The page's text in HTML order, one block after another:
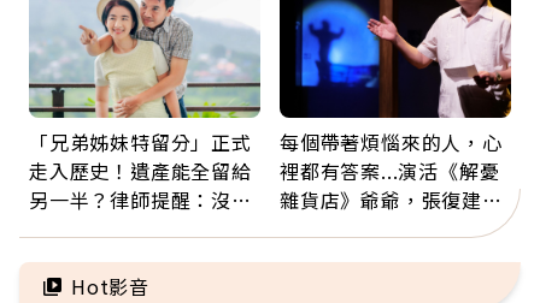
「兄弟姊妹特留分」正式
走入歷史！遺產能全留給
另一半？律師提醒：沒做
每個帶著煩惱來的人，心
裡都有答案...演活《解憂
雜貨店》爺爺，張復建：
放下執著不是認輸，而是
善待自己
Hot影音